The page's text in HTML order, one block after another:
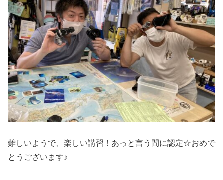
難しいようで、楽しい講習！あっと言う間に認定☆おめで
とうございます♪